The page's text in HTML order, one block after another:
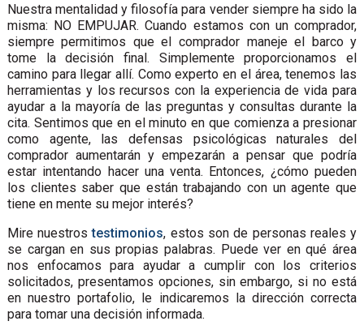
Nuestra mentalidad y filosofía para vender siempre ha sido la
misma: NO EMPUJAR. Cuando estamos con un comprador,
siempre permitimos que el comprador maneje el barco y
tome la decisión final. Simplemente proporcionamos el
camino para llegar allí. Como experto en el área, tenemos las
herramientas y los recursos con la experiencia de vida para
ayudar a la mayoría de las preguntas y consultas durante la
cita. Sentimos que en el minuto en que comienza a presionar
como agente, las defensas psicológicas naturales del
comprador aumentarán y empezarán a pensar que podría
estar intentando hacer una venta. Entonces, ¿cómo pueden
los clientes saber que están trabajando con un agente que
tiene en mente su mejor interés?
Mire nuestrostestimonios, estos son de personas reales y
se cargan en sus propias palabras. Puede ver en qué área
nos enfocamos para ayudar a cumplir con los criterios
solicitados, presentamos opciones, sin embargo, si no está
en nuestro portafolio, le indicaremos la dirección correcta
para tomar una decisión informada.